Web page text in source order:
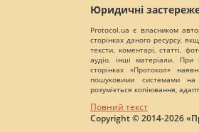
Юридичні
Protocol.ua є власником
сторінках даного ресурсу,
тексти, коментарі, статті,
аудіо, інші матеріали. При
сторінках «Протокол»
пошуковими системами
розуміється копіювання,
Повний текст
Copyright © 2014-2026